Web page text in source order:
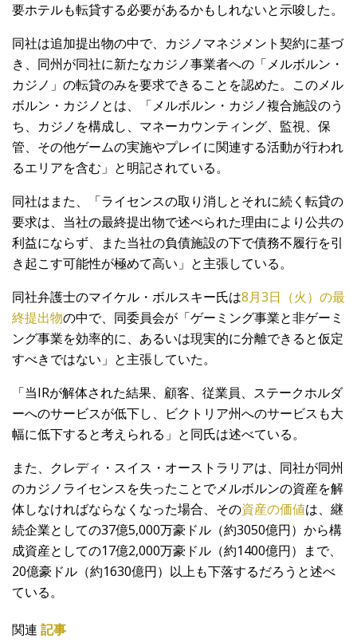
要ホテルも転貸する必要があるかもしれないと示唆した。
同社は追加提出物の中で、カジノマネジメント契約に基づ
き、同州が同社に新たなカジノ事業者への「メルボルン・
カジノ」の転貸のみを要求できることを認めた。このメル
ボルン・カジノとは、「メルボルン・カジノ複合施設のう
ち、カジノを構成し、マネーカウンティング、監視、保
管、その他ゲームの実施やプレイに関連する活動が行われ
るエリアを含む」と明記されている。
同社はまた、「ライセンスの取り消しとそれに続く転貸の
要求は、当社の最終提出物で述べられた理由により公共の
利益にならず、また当社の負債施設の下で債務不履行を引
き起こす可能性が極めて高い」と主張している。
同社弁護士のマイケル・ボルスキー氏は8月3日（火）の最
終提出物の中で、同委員会が「ゲーミング事業と非ゲーミ
ング事業を効率的に、あるいは現実的に分離できると仮定
すべきではない」と主張していた。
「当IRが解体された結果、顧客、従業員、ステークホルダ
ーへのサービスが低下し、ビクトリア州へのサービスも大
幅に低下すると考えられる」と同氏は述べている。
また、クレディ・スイス・オーストラリアは、同社が同州
のカジノライセンスを失ったことでメルボルンの資産を解
体しなければならなくなった場合、その資産の価値は、継
続企業としての37億5,000万豪ドル（約3050億円）から構
成資産としての17億2,000万豪ドル（約1400億円）まで、
20億豪ドル（約1630億円）以上も下落するだろうと述べ
ている。
関連 記事